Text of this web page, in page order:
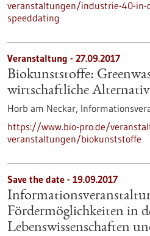
veranstaltungen/industrie-40-in-
speeddating
Veranstaltung - 27.09.2017
Biokunststoffe:
wirtschaftliche
Horb am Neckar,
https://www.bio-pro.de/
veranstaltungen/biokunststoffe
Save the date - 19.09.2017
Fördermöglichkeiten in
Lebenswissenschaften